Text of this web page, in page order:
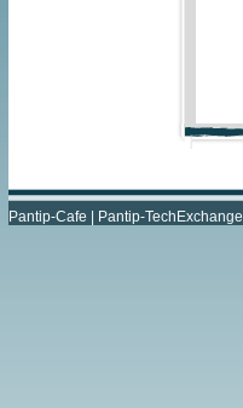
Pantip-Cafe Pantip-TechExchange